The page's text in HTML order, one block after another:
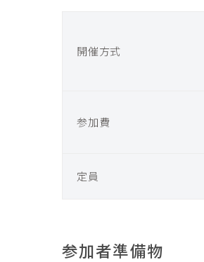
開催方式
参加費
定員
参加者準備物